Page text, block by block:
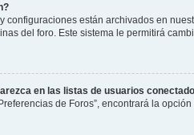
configuraciones están archivados en
del foro. Este sistema le permitirá
en las listas de usuarios
de Foros”, encontrará la opción